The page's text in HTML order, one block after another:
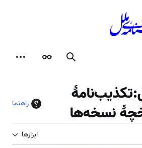
جستجوظاهر
نسخه‌ها
راهنما
ابزارها